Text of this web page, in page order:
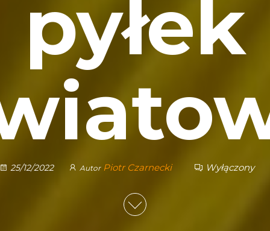
pyłek
25/12/2022 Autor Piotr Czarnecki Wyłączony